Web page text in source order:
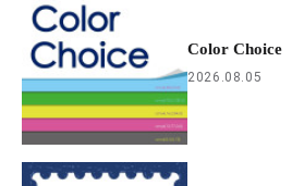
Color Choice
2026.08.05